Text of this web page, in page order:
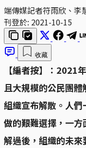
端傳媒記者符雨欣、李
刊登於: 2021-10-15
收藏
【編者按】：2021
且大規模的公民團
組織宣布解散。人
做的艱難選擇，一
解過後，組織的未